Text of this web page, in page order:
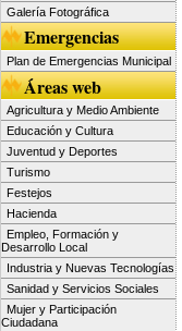
Galería Fotográfica
Emergencias
Plan de Emergencias Municipal
Áreas web
Agricultura y Medio Ambiente
Educación y Cultura
Juventud y Deportes
Turismo
Festejos
Hacienda
Empleo, Formación y
Desarrollo Local
Industria y Nuevas Tecnologías
Sanidad y Servicios Sociales
Mujer y Participación
Ciudadana